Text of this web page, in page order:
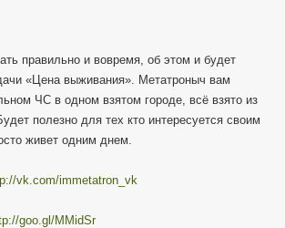
правильно и вовремя, об этом и будет
«Цена выживания». Метатроныч вам
ЧС в одном взятом городе, всё взято из
полезно для тех кто интересуется своим
живет одним днем.
vk.com/immetatron_vk
goo.gl/MMidSr